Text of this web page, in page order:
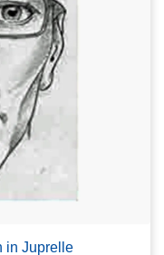
in Juprelle